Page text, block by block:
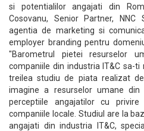
si potentialilor angajati din
Cosovanu, Senior Partner, NNC
agentia de marketing si
employer branding pentru
"Barometrul pietei resurselor
companiile din industria IT&C sa-ti
treilea studiu de piata realizat
imagine a resurselor umane din
perceptiile angajatilor cu
companiile locale. Studiul are la
angajati din industria IT&C,